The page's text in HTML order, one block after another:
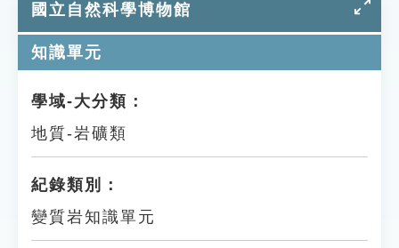
生命大百科索引
遊戲專區
教學應用
貓頭鷹博士
國立自然科學博物館
知識單元
學域-大分類：
地質-岩礦類
紀錄類別：
變質岩知識單元